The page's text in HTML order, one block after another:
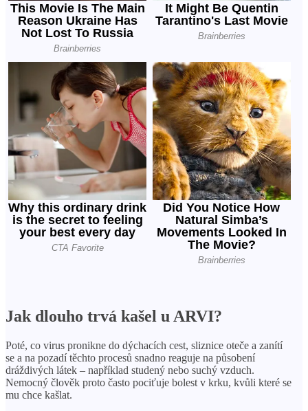
Jak dlouho trvá kašel u ARVI?
Poté, co virus pronikne do dýchacích cest, sliznice oteče a zanítí
se a na pozadí těchto procesů snadno reaguje na působení
dráždivých látek – například studený nebo suchý vzduch.
Nemocný člověk proto často pociťuje bolest v krku, kvůli které se
mu chce kašlat.